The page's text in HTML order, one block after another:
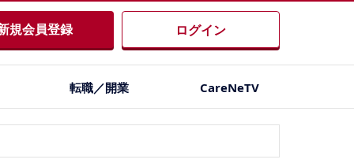
規会員登録 ログイン
転職／開業 CareNeTV